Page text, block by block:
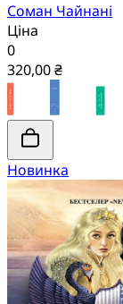
Соман Чайнані
Ціна
0
320,00 ₴
Новинка